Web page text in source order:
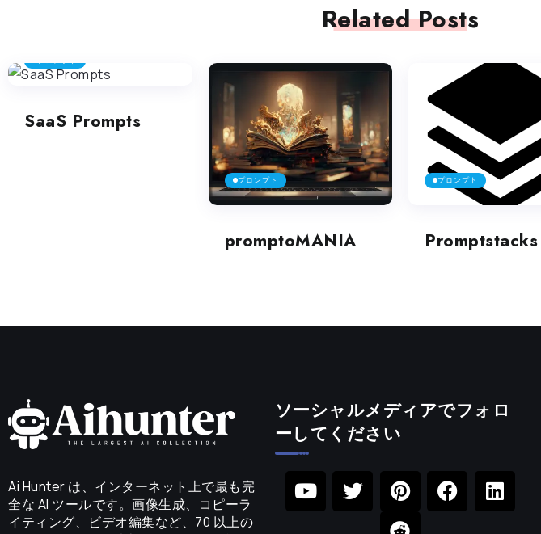
Related Posts
SaaS Prompts
プロンプト
promptoMANIA
プロンプト
Promptstacks
Ai Hunter は、インターネット上で最も完
全な AI ツールです。画像生成、コピーラ
イティング、ビデオ編集など、70 以上の
ソーシャルメディアでフォロ
ーしてください